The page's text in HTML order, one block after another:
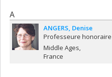
A
ANGERS Denise
Professeure honoraire
Middle Ages
France